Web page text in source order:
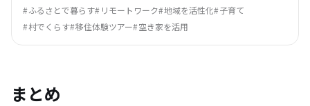
ふるさとで暮らす
リモートワーク 地域を活性化 子育て
村でくらす 移住体験ツアー 空き家を活用
まとめ